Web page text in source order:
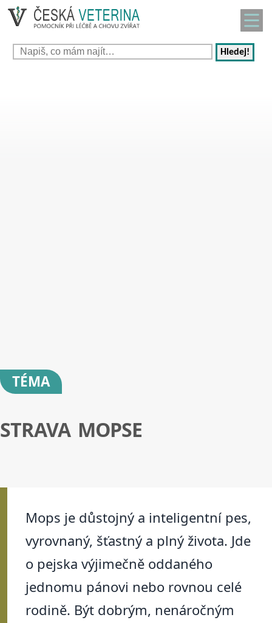
Hledej!
TÉMA
STRAVA MOPSE
Mops je důstojný a inteligentní pes,
vyrovnaný, šťastný a plný života. Jde
o pejska výjimečně oddaného
jednomu pánovi nebo rovnou celé
rodině. Být dobrým, nenáročným